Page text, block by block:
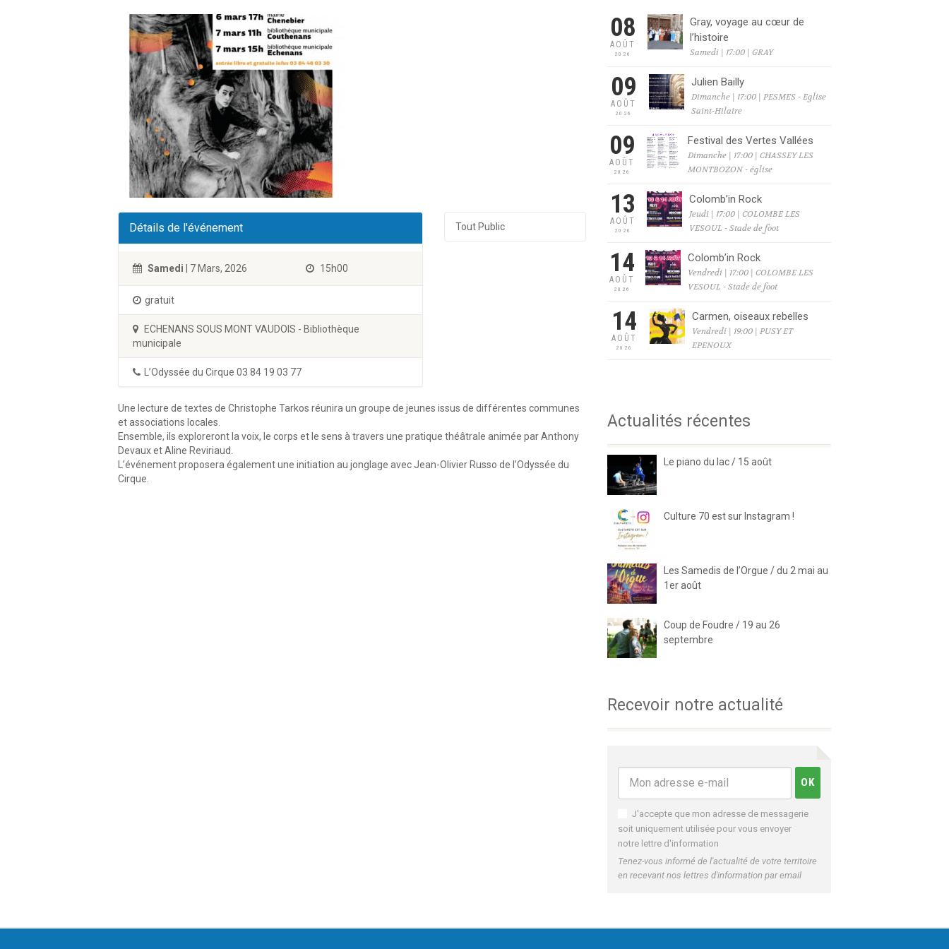
Détails de l'événement
Samedi | 7 Mars, 2026 15h00
gratuit
ECHENANS SOUS MONT VAUDOIS - Bibliothèque
municipale
L’Odyssée du Cirque 03 84 19 03 77
Tout Public
Une lecture de textes de Christophe Tarkos réunira un groupe de jeunes issus de différentes communes
et associations locales.
Ensemble, ils exploreront la voix, le corps et le sens à travers une pratique théâtrale animée par Anthony
Devaux et Aline Reviriaud.
L’événement proposera également une initiation au jonglage avec Jean-Olivier Russo de l’Odyssée du
Cirque.
08
AOÛT
2026
Gray, voyage au cœur de
l’histoire
Samedi | 17:00 | GRAY
09
AOÛT
2026
Julien Bailly
Dimanche | 17:00 | PESMES - Eglise
Saint-Hilaire
09
AOÛT
2026
Festival des Vertes Vallées
Dimanche | 17:00 | CHASSEY LES
MONTBOZON - église
13
AOÛT
2026
Colomb’in Rock
Jeudi | 17:00 | COLOMBE LES
VESOUL - Stade de foot
14
AOÛT
2026
Colomb’in Rock
Vendredi | 17:00 | COLOMBE LES
VESOUL - Stade de foot
14
AOÛT
2026
Carmen, oiseaux rebelles
Vendredi | 19:00 | PUSY ET
EPENOUX
Actualités récentes
Le piano du lac / 15 août
Culture 70 est sur Instagram !
Les Samedis de l’Orgue / du 2 mai au
1er août
Coup de Foudre / 19 au 26
septembre
Recevoir notre actualité
J'accepte que mon adresse de messagerie
soit uniquement utilisée pour vous envoyer
notre lettre d'information
Tenez-vous informé de l'actualité de votre territoire
en recevant nos lettres d'information par email